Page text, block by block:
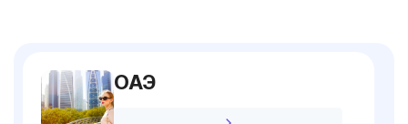
ОАЭ